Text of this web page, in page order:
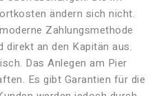
ändern sich nicht.
Zahlungsmethode
direkt an den Kapitän aus.
Das Anlegen am Pier
Es gibt Garantien für die